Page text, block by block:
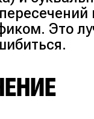
Это